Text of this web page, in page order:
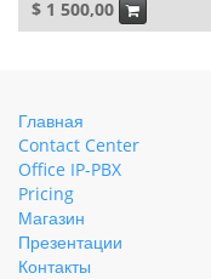
$ 1 500,00
Главная
Contact Center
Office IP-PBX
Pricing
Магазин
Презентации
Контакты